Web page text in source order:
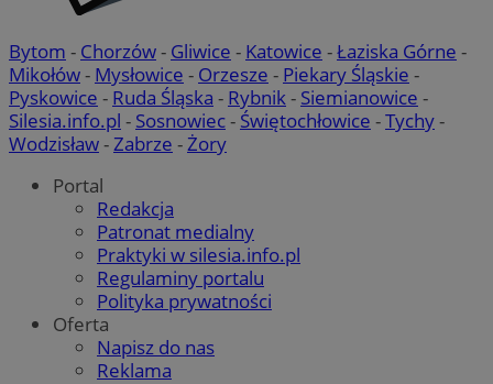
Bytom - Chorzów- Gliwice - Katowice -Łaziska Górne -
Mikołów- Mysłowice - Orzesze - Piekary Śląskie -
Pyskowice - Ruda Śląska - Rybnik - Siemianowice -
Silesia.info.pl - Sosnowiec- Świętochłowice -Tychy-
Wodzisław- Zabrze - Żory
Portal
Redakcja
Patronat medialny
Praktyki w silesia.info.pl
Regulaminy portalu
Polityka prywatności
Oferta
Napisz do nas
Reklama